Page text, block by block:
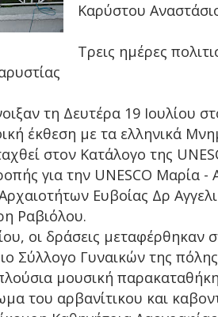
Καρύστου
Τρεις ημέρες
τη Δευτέρα 19 Ιουλίου
έκθεση με τα ελληνικά
στον Κατάλογο της
για την UNESCO Μαρία -
Ευβοίας Δρ
Ραβιόλου.
οι δράσεις
Σύλλογο Γυναικών της
μουσική
του αρβανίτικου και